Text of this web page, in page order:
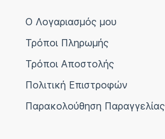
Ο Λογαριασμός μου
Τρόποι Πληρωμής
Τρόποι Αποστολής
Πολιτική Επιστροφών
Παρακολούθηση Παραγγελίας